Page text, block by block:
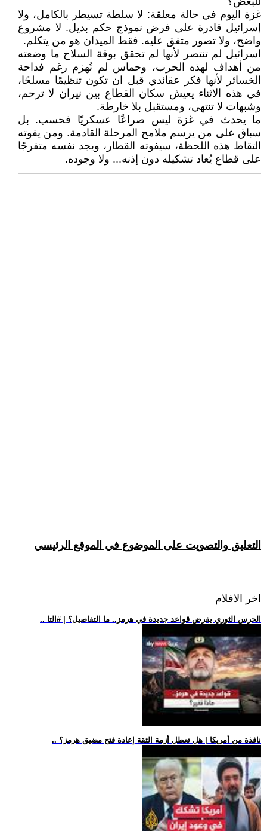
غزة اليوم في حالة معلقة: لا سلطة تسيطر بالكامل، ولا
إسرائيل قادرة على فرض نموذج حكم بديل. لا مشروع
واضح، ولا تصور متفق عليه. فقط الميدان هو من يتكلم.
اسرائيل لم تنتصر لأنها لم تحقق بوقة السلاح ما وضعته
من أهداف لهذه الحرب، وحماس لم تُهزم رغم فداحة
الخسائر لأنها فكر عقائدي قبل ان تكون تنظيمًا مسلحًا،
في هذه الاثناء يعيش سكان القطاع بين نيران لا ترحم،
وشبهات لا تنتهي، ومستقبل بلا خارطة.
ما يحدث في غزة ليس صراعًا عسكريًا فحسب. بل
سباق على من يرسم ملامح المرحلة القادمة. ومن يفوته
التقاط هذه اللحظة، سيفوته القطار، ويجد نفسه متفرجًا
على قطاع يُعاد تشكيله دون إذنه... ولا وجوده.
التعليق والتصويت على الموضوع في الموقع الرئيسي
اخر الافلام
.. الحرس الثوري يفرض قواعد جديدة في هرمز.. ما التفاصيل؟ | #التا
.. نافذة من أمريكا | هل تعطل أزمة الثقة إعادة فتح مضيق هرمز؟